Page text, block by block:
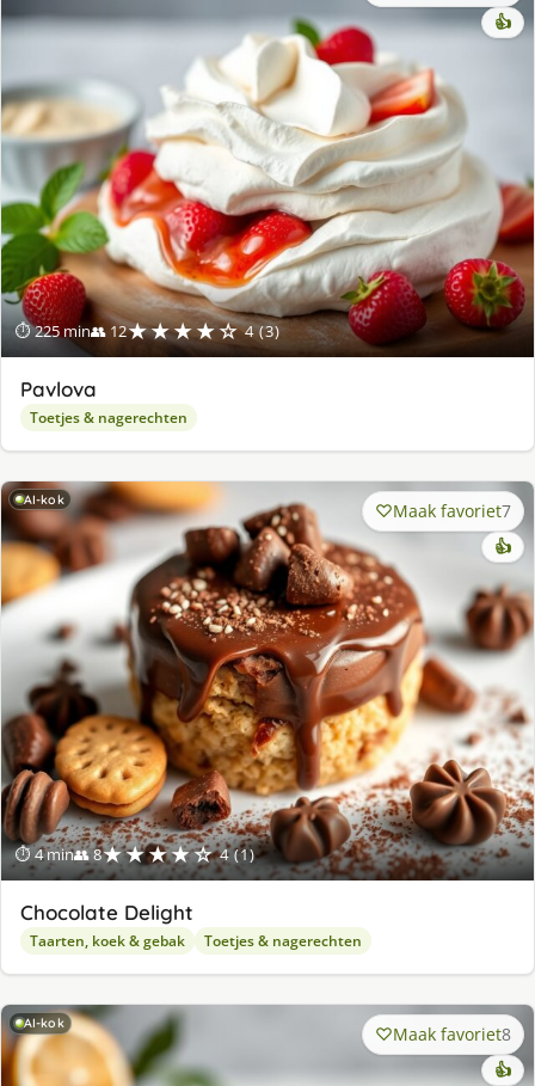
⏱ 225 min👥 12★★★★☆ 4 (3)
👍
Pavlova
Toetjes & nagerechten
AI-kok
⏱ 4 min👥 8★★★★☆ 4 (1)
Maak favoriet7
👍
Chocolate Delight
Taarten, koek & gebak Toetjes & nagerechten
AI-kok Maak favoriet8
👍